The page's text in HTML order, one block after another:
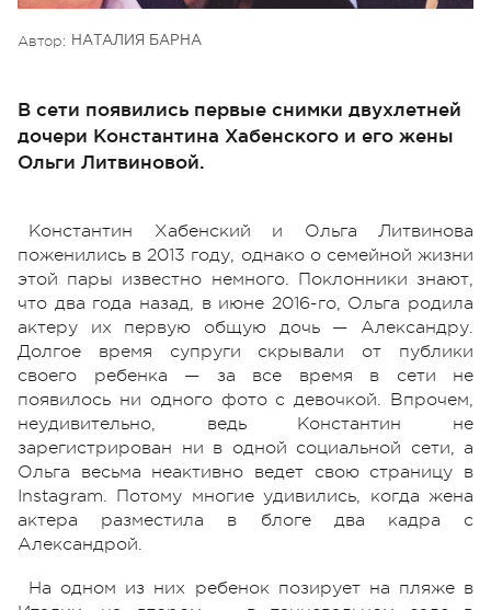
Автор: НАТАЛИЯ БАРНА
В сети появились первые снимки двухлетней
дочери Константина Хабенского и его жены
Ольги Литвиновой.
Константин Хабенский и Ольга Литвинова
поженились в 2013 году, однако о семейной жизни
этой пары известно немного. Поклонники знают,
что два года назад, в июне 2016-го, Ольга родила
актеру их первую общую дочь — Александру.
Долгое время супруги скрывали от публики
своего ребенка — за все время в сети не
появилось ни одного фото с девочкой. Впрочем,
неудивительно, ведь Константин не
зарегистрирован ни в одной социальной сети, а
Ольга весьма неактивно ведет свою страницу в
Instagram. Потому многие удивились, когда жена
актера разместила в блоге два кадра с
Александрой.
На одном из них ребенок позирует на пляже в